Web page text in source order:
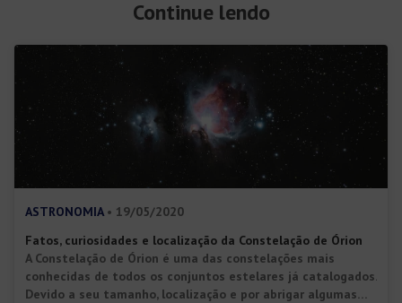
Continue lendo
ASTRONOMIA • 19/05/2020
Fatos, curiosidades e localização da Constelação de Órion
A Constelação de Órion é uma das constelações mais
conhecidas de todos os conjuntos estelares já catalogados.
Devido a seu tamanho, localização e por abrigar algumas